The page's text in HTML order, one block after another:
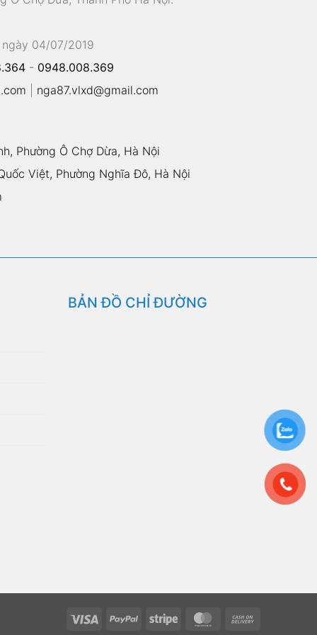
04/07/2019
- 0948.008.369
nga87.vlxd@gmail.com
Phường Ô Chợ Dừa, Hà Nội
Việt, Phường Nghĩa Đô, Hà Nội
BẢN ĐỒ CHỈ ĐƯỜNG
Visa PayPal Stripe MasterCard